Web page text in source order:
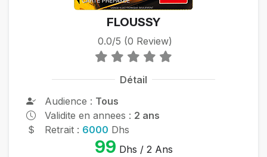
FLOUSSY
0.0/5 (0 Review)
Détail
Audience : Tous
Validite en annees : 2 ans
Retrait : 6000 Dhs
99 Dhs / 2 Ans